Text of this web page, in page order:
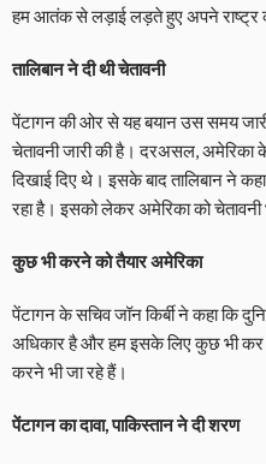
हम आतंक से लड़ाई लड़ते हुए अपने राष्ट्र
तालिबान ने दी थी चेतावनी
पेंटागन की ओर से यह बयान उस समय
चेतावनी जारी की है। दरअसल,
दिखाई दिए थे। इसके बाद तालिबान ने
रहा है। इसको लेकर अमेरिका को चेतावनी
कुछ भी करने को तैयार अमेरिका
पेंटागन के सचिव जॉन किर्बी ने कहा कि
अधिकार है और हम इसके लिए कुछ भी
करने भी जा रहे हैं।
पेंटागन का दावा, पाकिस्तान ने दी शरण